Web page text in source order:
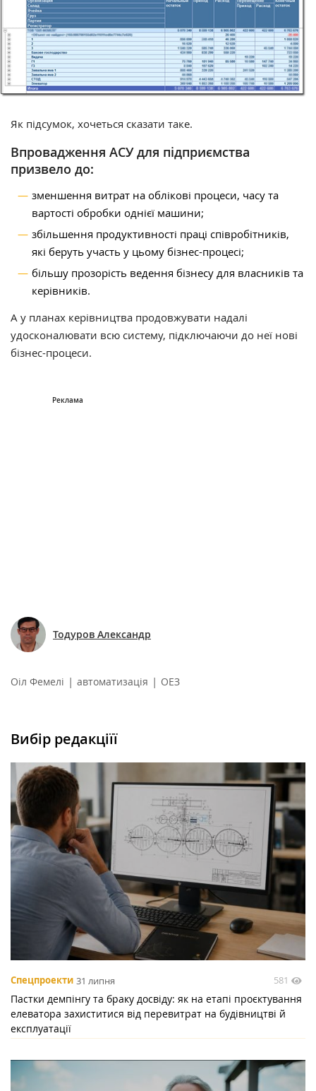
Як підсумок, хочеться сказати таке.
Впровадження АСУ для підприємства
призвело до:
зменшення витрат на облікові процеси, часу та
вартості обробки однієї машини;
збільшення продуктивності праці співробітників,
які беруть участь у цьому бізнес-процесі;
більшу прозорість ведення бізнесу для власників та
керівників.
А у планах керівництва продовжувати надалі
удосконалювати всю систему, підключаючи до неї нові
бізнес-процеси.
Тодуров Александр
Оіл Фемелі | автоматизація | ОЕЗ
Вибір редакціїї
Спецпроекти 31 липня 581
Пастки демпінгу та браку досвіду: як на етапі проєктування
елеватора захиститися від перевитрат на будівництві й
експлуатації